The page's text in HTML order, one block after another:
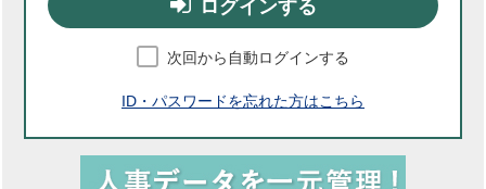
ログインする
次回から自動ログインする
ID・パスワードを忘れた方はこちら